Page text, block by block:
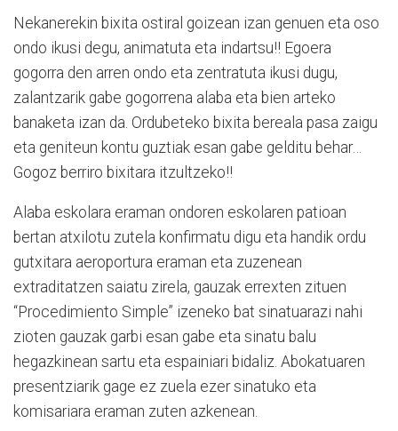
Nekanerekin bixita ostiral goizean izan genuen eta oso
ondo ikusi degu, animatuta eta indartsu!! Egoera
gogorra den arren ondo eta zentratuta ikusi dugu,
zalantzarik gabe gogorrena alaba eta bien arteko
banaketa izan da. Ordubeteko bixita bereala pasa zaigu
eta geniteun kontu guztiak esan gabe gelditu behar…
Gogoz berriro bixitara itzultzeko!!
Alaba eskolara eraman ondoren eskolaren patioan
bertan atxilotu zutela konfirmatu digu eta handik ordu
gutxitara aeroportura eraman eta zuzenean
extraditatzen saiatu zirela, gauzak errexten zituen
“Procedimiento Simple” izeneko bat sinatuarazi nahi
zioten gauzak garbi esan gabe eta sinatu balu
hegazkinean sartu eta espainiari bidaliz. Abokatuaren
presentziarik gage ez zuela ezer sinatuko eta
komisariara eraman zuten azkenean.